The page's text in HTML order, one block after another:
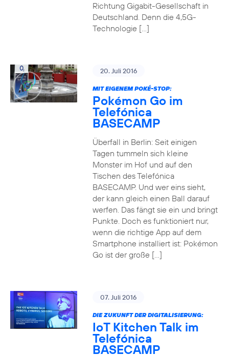
Richtung Gigabit-Gesellschaft in
Deutschland. Denn die 4,5G-
Technologie […]
20. Juli 2016
MIT EIGENEM POKÉ-STOP:
Pokémon Go im
Telefónica
BASECAMP
Überfall in Berlin: Seit einigen
Tagen tummeln sich kleine
Monster im Hof und auf den
Tischen des Telefónica
BASECAMP. Und wer eins sieht,
der kann gleich einen Ball darauf
werfen. Das fängt sie ein und bringt
Punkte. Doch es funktioniert nur,
wenn die richtige App auf dem
Smartphone installiert ist: Pokémon
Go ist der große […]
07. Juli 2016
DIE ZUKUNFT DER DIGITALISIERUNG:
IoT Kitchen Talk im
Telefónica
BASECAMP